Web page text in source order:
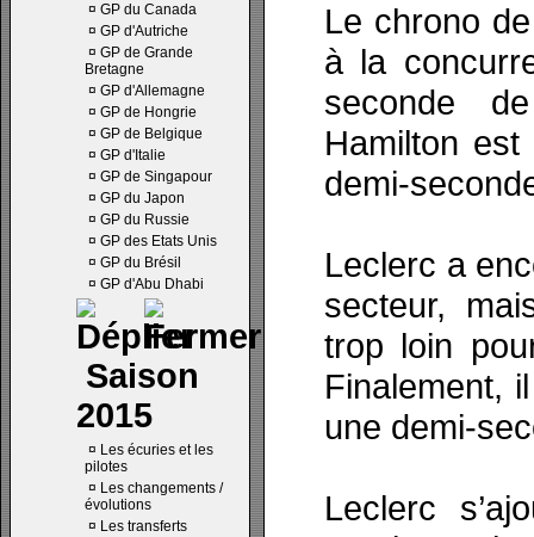
¤ GP du Canada
¤ GP d'Autriche
¤ GP de Grande
Bretagne
¤ GP d'Allemagne
¤ GP de Hongrie
¤ GP de Belgique
¤ GP d'Italie
¤ GP de Singapour
¤ GP du Japon
¤ GP du Russie
¤ GP des Etats Unis
¤ GP du Brésil
¤ GP d'Abu Dhabi
Saison
2015
¤ Les écuries et les
pilotes
¤ Les changements /
évolutions
¤ Les transferts
Le chrono
à la
seconde
Hamilton
demi-
Leclerc a
secteur,
trop loin
Finalement,
une demi-
Leclerc